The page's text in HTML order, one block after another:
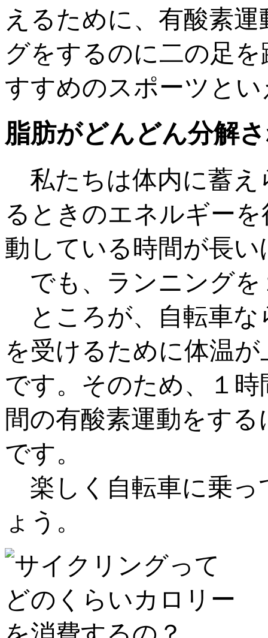
えるために、有酸素
グをするのに二の足
すすめのスポーツと
脂肪がどんどん分解
私たちは体内に蓄え
るときのエネルギー
動している時間が長
でも、ランニングを
ところが、自転車な
を受けるために体温
です。そのため、１
間の有酸素運動をす
です。
楽しく自転車に乗っ
ょう。